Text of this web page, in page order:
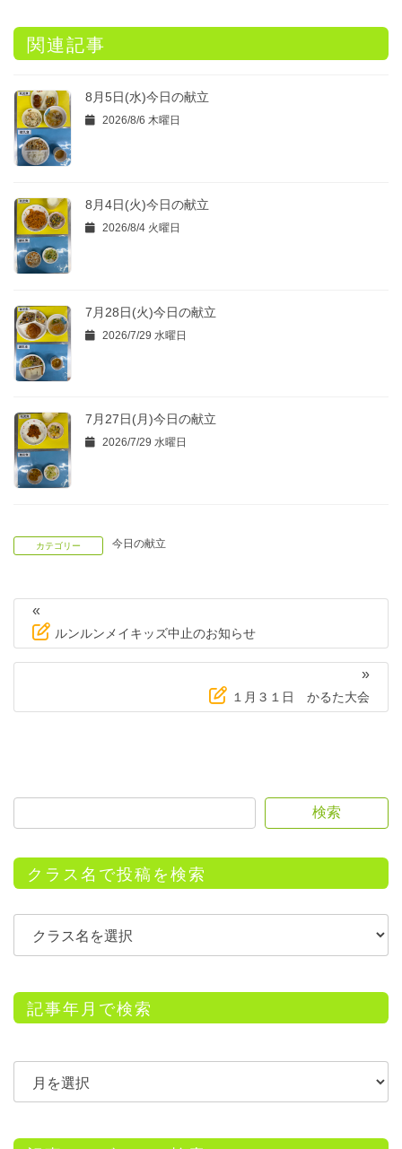
関連記事
8月5日(水)今日の献立
2026/8/6 木曜日
8月4日(火)今日の献立
2026/8/4 火曜日
7月28日(火)今日の献立
2026/7/29 水曜日
7月27日(月)今日の献立
2026/7/29 水曜日
カテゴリー 今日の献立
«
ルンルンメイキッズ中止のお知らせ
»
１月３１日 かるた大会
検索
クラス名で投稿を検索
記事年月で検索